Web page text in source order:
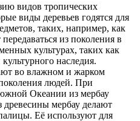
видов тропических
виды деревьев годятся для
таких, например, как
из поколения в
культурах, таких как
наследия.
во влажном и жарком
людей. При
Океании из мербау
древесины мербау делают
Её используют для